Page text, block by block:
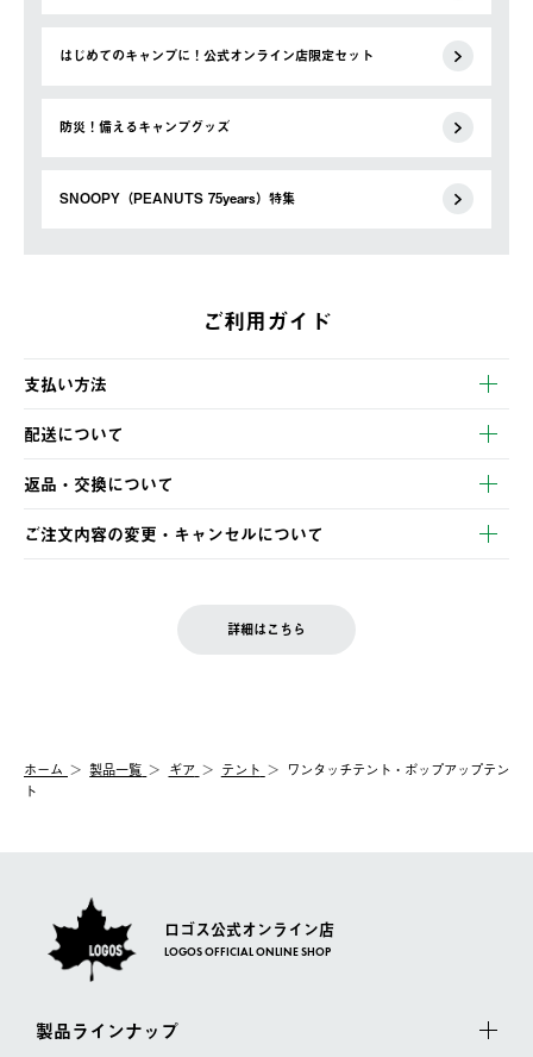
はじめてのキャンプに！公式オンライン店限定セット
防災！備えるキャンプグッズ
SNOOPY（PEANUTS 75years）特集
ご利用ガイド
支払い方法
以下のいずれかの方法でお支払いいただけます。
・クレジットカード決済
・コンビニ決済
・Pay-easy決済
配送について
【発送スケジュール】
ご注文・ご入金完了より2営業日以内に商品を発送いたします。
土日祝の発送はございませんので、木曜日以降のご注文は週明け
の発送となる場合がございます。
【配送業者】
佐川急便にて配送されます。
返品・交換について
※お客様都合の場合
お客様都合の返品にかかる送料は、お客様ご負担とさせていただ
一度お手元の商品を返品いただき、ご希望商品を再注文してくだ
ご注文内容の変更・キャンセルについて
LOGOS FAMILY会員の方は、会員マイページ内 購入履歴画面に
詳細はこちら
ホーム 製品一覧 ギア テント
ワンタッチテント・ポップアップテン
ト
ロゴス公式オンライン店
LOGOS OFFICIAL ONLINE SHOP
製品ラインナップ